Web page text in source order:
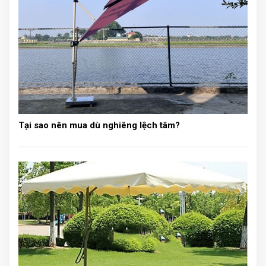
bộ rèm cửa có kích thước chiều ngang lớn.
Rèm lắp trên khung hệ mở cánh ngang đóng mở như
các loại cửa thông thường.
Tuy nhiên rèm này không phổ biến bằng hệ kéo lên
xuống.
Tại sao nên mua dù nghiêng lệch tâm?